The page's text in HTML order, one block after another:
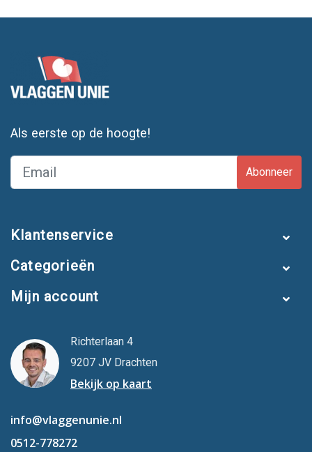
Als eerste op de hoogte!
Abonneer
Klantenservice
Categorieën
Mijn account
Richterlaan 4
9207 JV Drachten
Bekijk op kaart
info@vlaggenunie.nl
0512-778272